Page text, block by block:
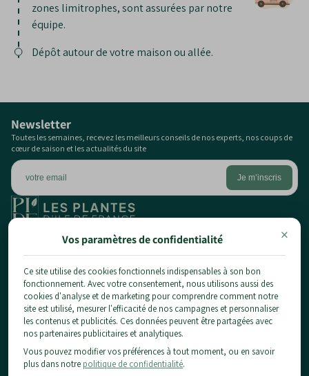
zones limitrophes, sont assurées par notre
équipe.
Dépôt autour de votre maison ou allée.
×
Vos paramètres de confidentialité
Ce site utilise des cookies fonctionnels indispensables à son bon
fonctionnement. Avec votre consentement, nous utilisons aussi des
cookies d'analyse et de marketing pour comprendre comment notre
site est utilisé, mesurer l'efficacité de nos campagnes et personnaliser
les contenus et publicités. Ces données peuvent être partagées avec
nos partenaires publicitaires et analytiques.
Vous pouvez modifier vos préférences à tout moment, ou en savoir
plus dans notre politique de confidentialité.
Newsletter
Toutes les semaines, recevez les meilleurs conseils de nos experts, nos coups de
cœur de saison et les actualités du site
1 chemin du pont de la planche,
77124 Chauconin-Neufmontiers
01 84 80 65 86
contact@planteidf.fr
À propos
Livraison
CGV
Mentions Légales & Confidentialité
Conditions d'utilisation
Les plantes
Arbustes
Fruitiers
Informations pratiques